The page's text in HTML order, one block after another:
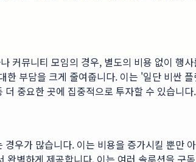
커뮤니티 모임의 경우, 별도의 비용 없이 행
부담을 크게 줄여줍니다. 이는 '일단 비싼
중요한 곳에 집중적으로 투자할 수 있습니다.
우가 많습니다. 이는 비용을 증가시킬 뿐만